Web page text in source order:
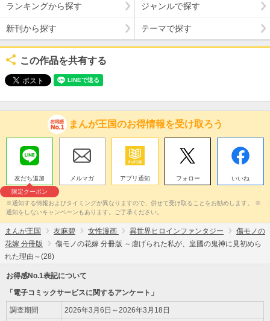
ランキングから探す ジャンルで探す
新刊から探す テーマで探す
この作品を共有する
まんが王国のお得情報を受け取ろう
友だち追加
限定クーポン
メルマガ アプリ通知 フォロー いいね
※通知する情報およびタイミングが異なりますので、併せて受け取ることをお勧めします。 ※
通知をしないキャンペーンもあります。ご了承ください。
まんが王国 友麻碧 女性漫画 異世界ヒロインファンタジー
傷モノの
花嫁 分冊版
傷モノの花嫁 分冊版 ～虐げられた私が、皇國の鬼神に見初めら
れた理由～(28)
お得感No.1表記について
「電子コミックサービスに関するアンケート」
調査期間 2026年3月6日～2026年3月18日